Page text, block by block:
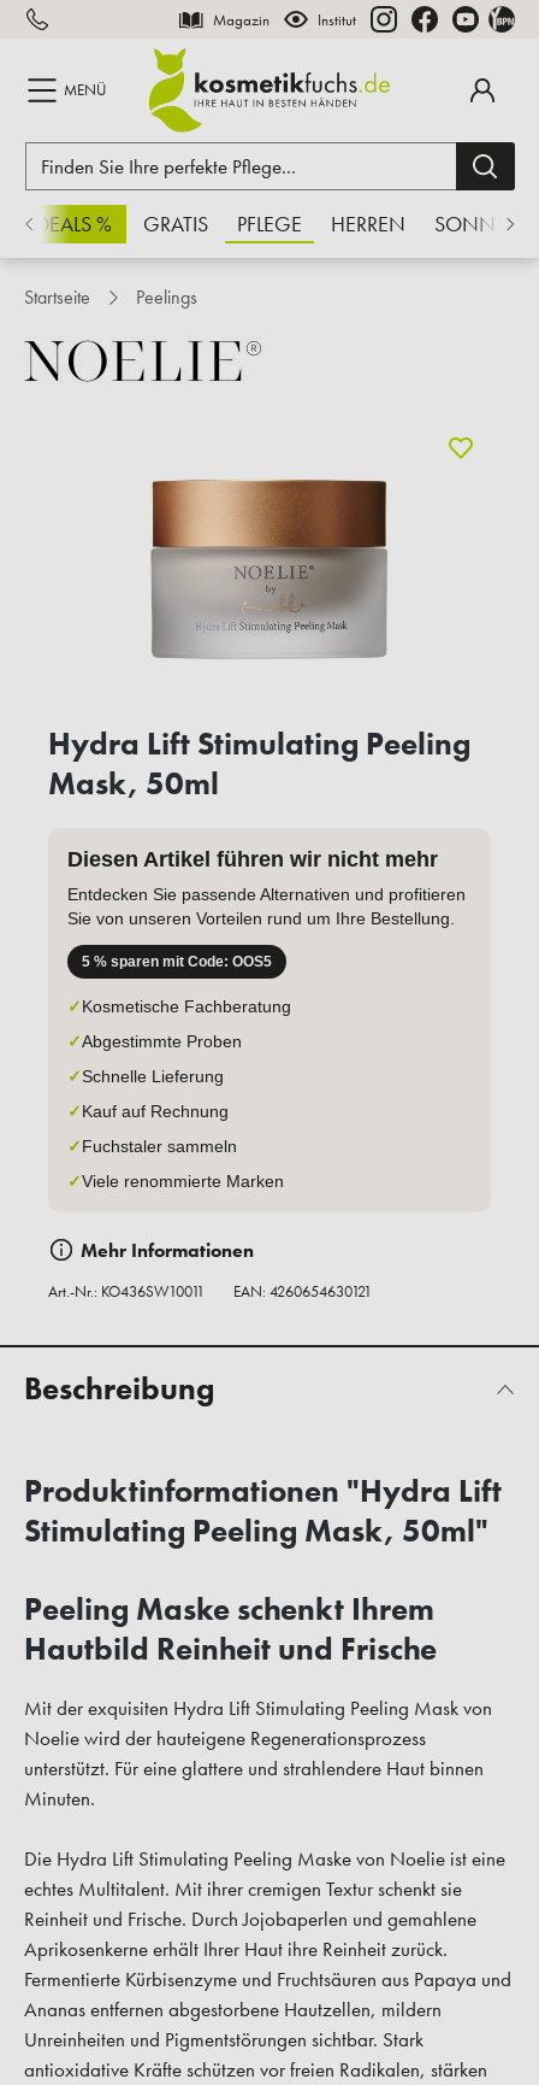
springen Magazin Institut
MENÜ
% GRATIS PFLEGE HERREN SONNE
Startseite Peelings
Hydra Lift Stimulating Peeling
Mask, 50ml
Diesen Artikel führen wir nicht mehr
Entdecken Sie passende Alternativen und profitieren
Sie von unseren Vorteilen rund um Ihre Bestellung.
5 % sparen mit Code: OOS5
✓Kosmetische Fachberatung
✓Abgestimmte Proben
✓Schnelle Lieferung
✓Kauf auf Rechnung
✓Fuchstaler sammeln
✓Viele renommierte Marken
Mehr Informationen
Art.-Nr.: KO436SW10011 EAN: 4260654630121
Beschreibung
Produktinformationen "Hydra Lift
Stimulating Peeling Mask, 50ml"
Peeling Maske schenkt Ihrem
Hautbild Reinheit und Frische
Mit der exquisiten Hydra Lift Stimulating Peeling Mask von
Noelie wird der hauteigene Regenerationsprozess
unterstützt. Für eine glattere und strahlendere Haut binnen
Minuten.
Die Hydra Lift Stimulating Peeling Maske von Noelie ist eine
echtes Multitalent. Mit ihrer cremigen Textur schenkt sie
Reinheit und Frische. Durch Jojobaperlen und gemahlene
Aprikosenkerne erhält Ihrer Haut ihre Reinheit zurück.
Fermentierte Kürbisenzyme und Fruchtsäuren aus Papaya und
Ananas entfernen abgestorbene Hautzellen, mildern
Unreinheiten und Pigmentstörungen sichtbar. Stark
antioxidative Kräfte schützen vor freien Radikalen, stärken